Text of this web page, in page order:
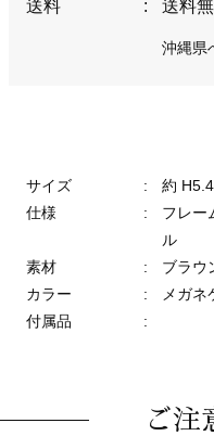
送料 : 送料
沖縄県
サイズ :
約
仕様
:
フレー
ル
素材
:
カラー
:
ブラウ
付属品 :
メガネ
ご注